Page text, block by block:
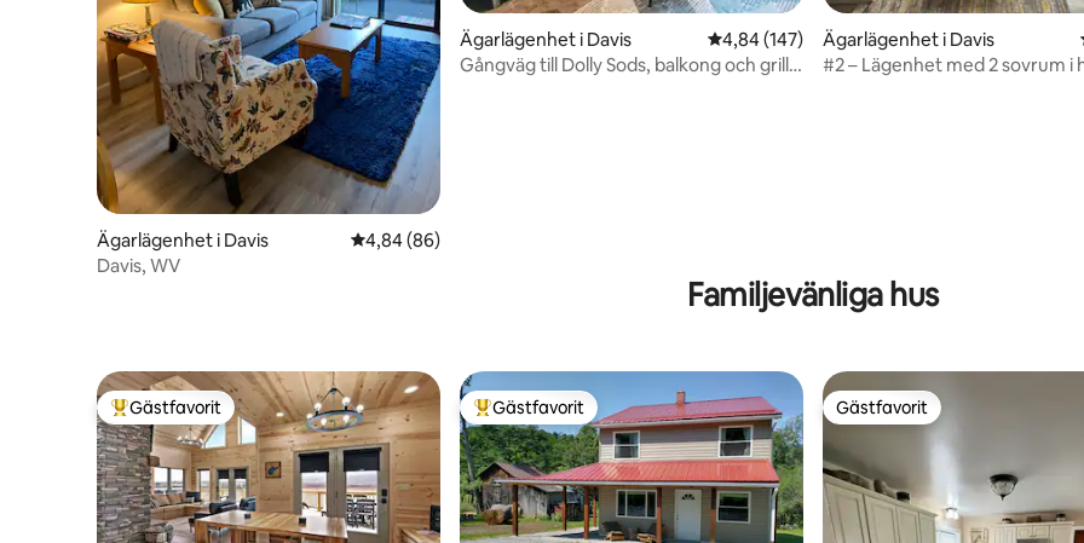
Ägarlägenhet i Davis 4,84 av 5 i genomsnittligt betyg, 86 omdömen
4,84 (86)
Davis, WV
Ägarlägenhet i Davis 4,84 av 5 i genomsnittligt betyg, 147
4,84 (147)
Gångväg till Dolly Sods, balkong och grill.
Ägarlägenhet i Davis
#2 – Lägenhet med 2 sovrum i
Familjevänliga hus
Populär gästfavorit
Gästfavorit Populär gästfavorit
Gästfavorit Gästfavorit
Gästfavorit